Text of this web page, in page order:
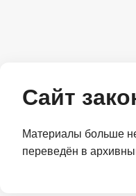
Сайт
Материалы больше
переведён в